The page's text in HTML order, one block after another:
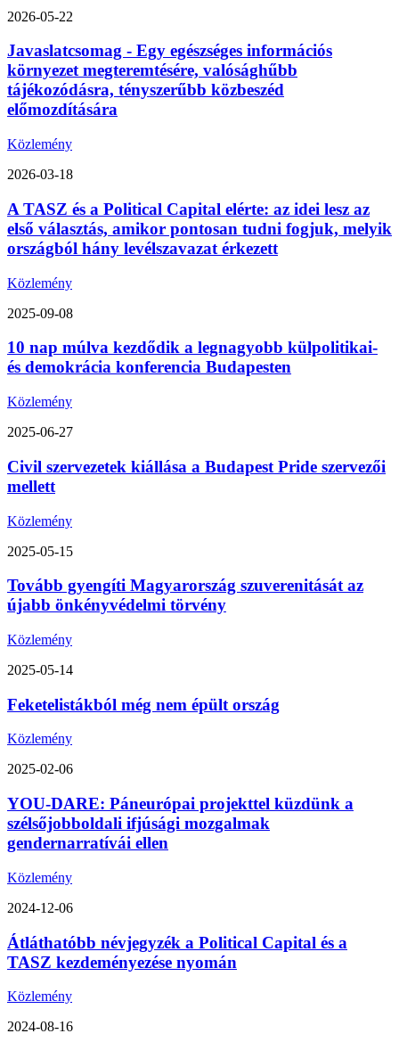
2026-05-22
Javaslatcsomag - Egy egészséges információs
környezet megteremtésére, valósághűbb
tájékozódásra, tényszerűbb közbeszéd
előmozdítására
Közlemény
2026-03-18
A TASZ és a Political Capital elérte: az idei lesz az
első választás, amikor pontosan tudni fogjuk, melyik
országból hány levélszavazat érkezett
Közlemény
2025-09-08
10 nap múlva kezdődik a legnagyobb külpolitikai-
és demokrácia konferencia Budapesten
Közlemény
2025-06-27
Civil szervezetek kiállása a Budapest Pride szervezői
mellett
Közlemény
2025-05-15
Tovább gyengíti Magyarország szuverenitását az
újabb önkényvédelmi törvény
Közlemény
2025-05-14
Feketelistákból még nem épült ország
Közlemény
2025-02-06
YOU-DARE: Páneurópai projekttel küzdünk a
szélsőjobboldali ifjúsági mozgalmak
gendernarratívái ellen
Közlemény
2024-12-06
Átláthatóbb névjegyzék a Political Capital és a
TASZ kezdeményezése nyomán
Közlemény
2024-08-16